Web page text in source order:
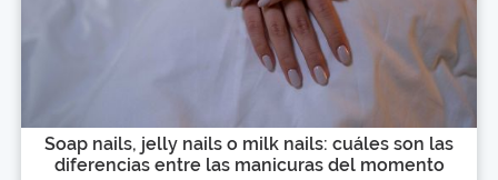
Soap nails, jelly nails o milk nails: cuáles son las
diferencias entre las manicuras del momento